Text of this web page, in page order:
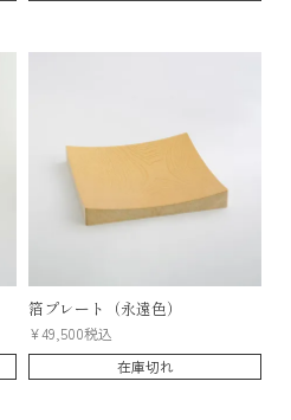
箔プレート（永遠色）
¥49,500税込
在庫切れ